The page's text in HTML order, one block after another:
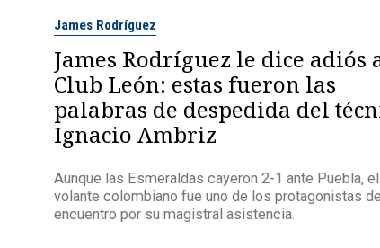
James Rodríguez
James Rodríguez le dice adiós
Club León: estas fueron las
palabras de despedida del
Ignacio Ambriz
Aunque las Esmeraldas cayeron 2-1 ante Puebla, el
volante colombiano fue uno de los protagonistas del
encuentro por su magistral asistencia.